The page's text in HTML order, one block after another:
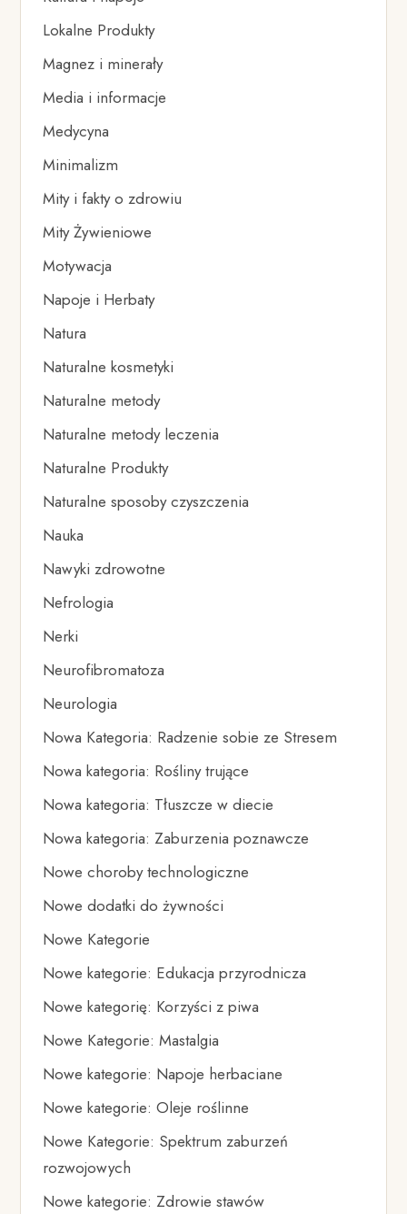
Lokalne Produkty
Magnez i minerały
Media i informacje
Medycyna
Minimalizm
Mity i fakty o zdrowiu
Mity Żywieniowe
Motywacja
Napoje i Herbaty
Natura
Naturalne kosmetyki
Naturalne metody
Naturalne metody leczenia
Naturalne Produkty
Naturalne sposoby czyszczenia
Nauka
Nawyki zdrowotne
Nefrologia
Nerki
Neurofibromatoza
Neurologia
Nowa Kategoria: Radzenie sobie ze Stresem
Nowa kategoria: Rośliny trujące
Nowa kategoria: Tłuszcze w diecie
Nowa kategoria: Zaburzenia poznawcze
Nowe choroby technologiczne
Nowe dodatki do żywności
Nowe Kategorie
Nowe kategorie: Edukacja przyrodnicza
Nowe kategorię: Korzyści z piwa
Nowe Kategorie: Mastalgia
Nowe kategorie: Napoje herbaciane
Nowe kategorie: Oleje roślinne
Nowe Kategorie: Spektrum zaburzeń
rozwojowych
Nowe kategorie: Zdrowie stawów